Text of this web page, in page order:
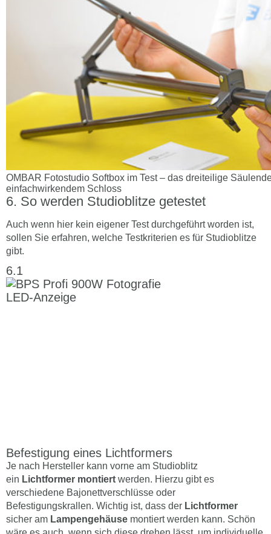
OMBAR Fotostudio Softbox im Test – das dreiteilige
einfachwirkendem Schloss
So werden Studioblitze getestet
Auch wenn hier kein eigener Test durchgeführt worden ist,
sollen Sie erfahren, welche Testkriterien es für Studioblitze
gibt.
Befestigung eines Lichtformers
Je nach Hersteller kann vorne am Studioblitz
ein Lichtformer montiert werden. Hierzu gibt es
verschiedene Bajonettverschlüsse oder
Befestigungskrallen. Wichtig ist, dass der Lichtformer
sicher am Lampengehäuse montiert werden kann. Schön